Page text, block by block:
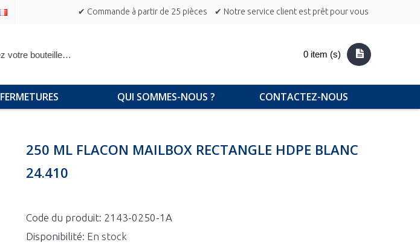
✔ Commande à partir de 25 pièces ✔ Notre service client est prêt pour vous
0 item (s)
FERMETURES QUI SOMMES-NOUS ? CONTACTEZ-NOUS
250 ML FLACON MAILBOX RECTANGLE HDPE BLANC
24.410
Code du produit: 2143-0250-1A
Disponibilité: En stock